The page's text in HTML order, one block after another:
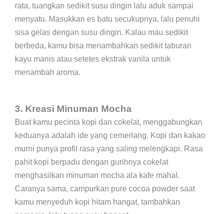
rata, tuangkan sedikit susu dingin lalu aduk sampai
menyatu. Masukkan es batu secukupnya, lalu penuhi
sisa gelas dengan susu dingin. Kalau mau sedikit
berbeda, kamu bisa menambahkan sedikit taburan
kayu manis atau setetes ekstrak vanila untuk
menambah aroma.
3. Kreasi Minuman Mocha
Buat kamu pecinta kopi dan cokelat, menggabungkan
keduanya adalah ide yang cemerlang. Kopi dan kakao
murni punya profil rasa yang saling melengkapi. Rasa
pahit kopi berpadu dengan gurihnya cokelat
menghasilkan minuman mocha ala kafe mahal.
Caranya sama, campurkan pure cocoa powder saat
kamu menyeduh kopi hitam hangat, tambahkan